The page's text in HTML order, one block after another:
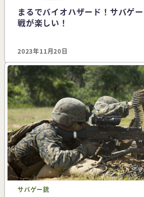
まるでバイオハザード！サバゲ
戦が楽しい！
2023年11月20日
サバゲー銃